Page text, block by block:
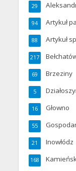
29
Artykuł
94
Artykuł
88
217
Brzeziny
69
5
Głowno
16
55
Inowłódz
21
168